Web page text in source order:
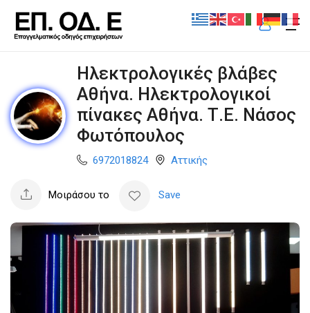
Ηλεκτρολογικές βλάβες
Αθήνα. Ηλεκτρολογικοί
πίνακες Αθήνα. Τ.Ε. Νάσος
Φωτόπουλος
6972018824 Αττικής
Μοιράσου το Save